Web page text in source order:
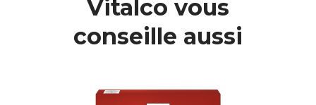
bioactif aide à diminuer l’absorption des sucres après le
repas en limitant leur transformation en glucose lors de la
futures envies de grignotage.
Vitalco vous
conseille aussi